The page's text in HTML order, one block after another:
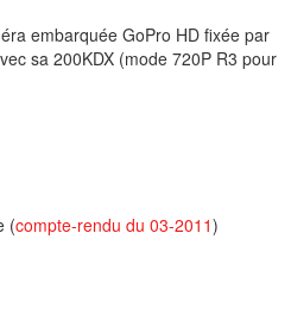
embarquée GoPro HD fixée par
sa 200KDX (mode 720P R3 pour
(compte-rendu du 03-2011)